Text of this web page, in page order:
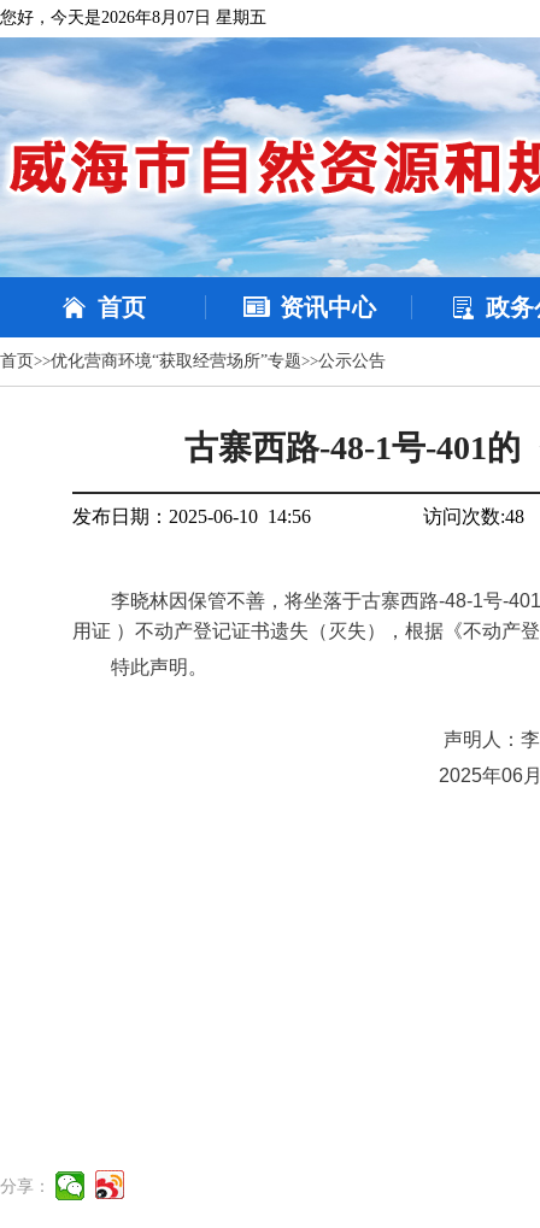
您好，今天是2026年8月07日 星期五
首页 资讯中心 政务
首页>>优化营商环境“获取经营场所”专题>>公示公告
古寨西路-48-1号-401
发布日期：2025-06-10 14:56 访问次数:48
李晓林因保管不善，将坐落于古寨西路-48-1号-401
用证 ）不动产登记证书遗失（灭失），根据《不动产
特此声明。
声明人：
2025年06
分享：